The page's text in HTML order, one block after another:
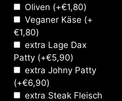
Oliven (+€1,80)
Veganer Käse (+
€1,80)
extra Lage Dax
Patty (+€5,90)
extra Johny Patty
(+€6,90)
extra Steak Fleisch